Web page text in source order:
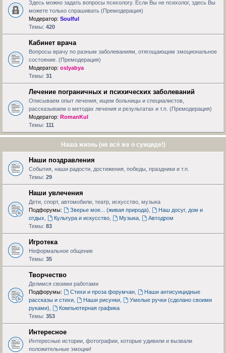
Здесь можно задать вопросы психологу. Если Вы не психолог, здесь Вы
можете только спрашивать (Премодерация)
Модератор: Soulful
Темы: 420
Кабинет врача
Вопросы врачу по разным заболеваниям, отягощающим эмоциональное
состояние. (Премодерация)
Модератор: oslyabya
Темы: 31
Лечение пограничных и психических заболеваний
Описываем опыт лечения, ищем больницы и специалистов,
рассказываем о методах лечения и результатах и т.п. (Премодерация)
Модератор: RomanKul
Темы: 111
Наша жизнь (не всё же о суициде!)
Наши поздравления
События, наши радости, достижения, победы, праздники и т.п.
Темы: 29
Наши увлечения
Дети, спорт, автомобили, театр, искусство, музыка
Подфорумы:
Зверье мое... (живая природа)
Наш досуг, дом и
отдых
Культура и искусство, Музыка,
Автодром
Темы: 83
Игротека
Неформальное общение
Темы: 35
Творчество
Делимся своими работами
Подфорумы:
Стихи и проза форумчан,
Наши антисуицидные
рассказы и стихи
Наши рисунки,
Умелые ручки (сделано своими
руками)
Компьютерная графика
Темы: 353
Интересное
Интересные истории, фотографии, которые удивили и вызвали
положительные эмоции!